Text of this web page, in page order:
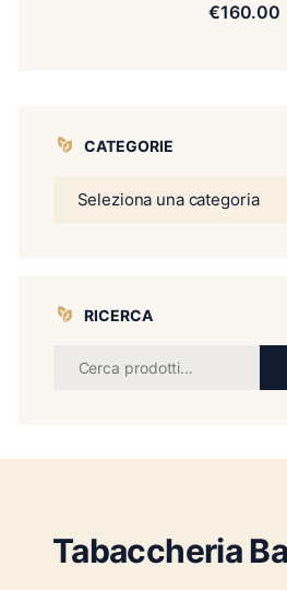
€160.00
CATEGORIE
RICERCA
Tabaccheria